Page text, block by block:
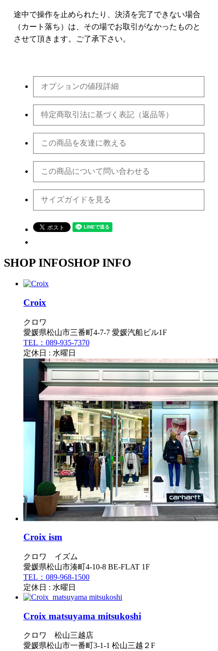
途中で操作を止められたり、決済を完了できない場合
（カート落ち）は、その場でお取引がなかったものと
させて頂きます。ご了承下さい。
オプションの値段詳細
特定商取引法に基づく表記（返品等）
この商品を友達に教える
この商品について問い合わせる
サイズガイドを見る
SHOP INFOSHOP INFO
Croix
クロワ
愛媛県松山市三番町4-7-7 愛媛汽船ビル1F
TEL：089-935-7370
定休日 : 水曜日
Croix ism
クロワ イズム
愛媛県松山市湊町4-10-8 BE-FLAT 1F
TEL：089-968-1500
定休日 : 水曜日
Croix matsuyama mitsukoshi
クロワ 松山三越店
愛媛県松山市一番町3-1-1 松山三越２F